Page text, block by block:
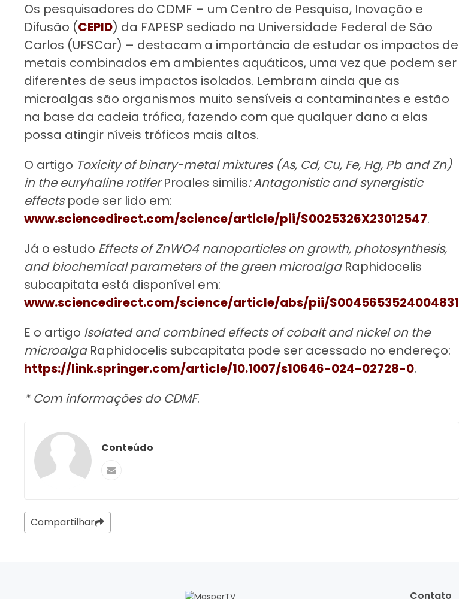
Os pesquisadores do CDMF – um Centro de Pesquisa, Inovação e
Difusão (CEPID) da FAPESP sediado na Universidade Federal de São
Carlos (UFSCar) – destacam a importância de estudar os impactos de
metais combinados em ambientes aquáticos, uma vez que podem ser
diferentes de seus impactos isolados. Lembram ainda que as
microalgas são organismos muito sensíveis a contaminantes e estão
na base da cadeia trófica, fazendo com que qualquer dano a elas
possa atingir níveis tróficos mais altos.
O artigo Toxicity of binary-metal mixtures (As, Cd, Cu, Fe, Hg, Pb and Zn)
in the euryhaline rotiferProales similis: Antagonistic and synergistic
effectspode ser lido em:
www.sciencedirect.com/science/article/pii/S0025326X23012547.
Já o estudo Effects of ZnWO4 nanoparticles on growth, photosynthesis,
and biochemical parameters of the green microalga Raphidocelis
subcapitata está disponível em:
www.sciencedirect.com/science/article/abs/pii/S0045653524004831
E o artigo Isolated and combined effects of cobalt and nickel on the
microalga Raphidocelis subcapitata pode ser acessado no endereço:
https://link.springer.com/article/10.1007/s10646-024-02728-0.
* Com informações do CDMF.
Conteúdo
Compartilhar
Contato